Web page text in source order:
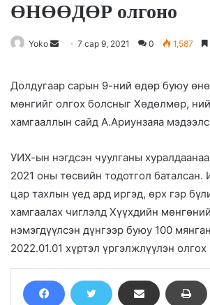
ӨНӨӨДӨР олгоно
Yoko
d
a
n
m
a
i
l
7 сар 9, 2021 0 1,587
Долдугаар сарын 9-ний өдөр буюу
мөнгийг олгох болсныг Хөдөлмөр,
хамгааллын сайд А.Ариунзаяа
УИХ-ын нэгдсэн чуулганы
2021 оны төсвийн тодотгол баталсан.
цар тахлын үед ард иргэд, өрх гэр
хамгаалах чиглэлд Хүүхдийн
нэмэгдүүлсэн дүнгээр буюу 100
2022.01.01 хүртэл үргэлжлүүлэн